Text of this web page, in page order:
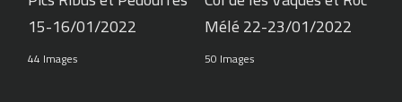
15-16/01/2022
44 Images
Mélé 22-23/01/2022
50 Images